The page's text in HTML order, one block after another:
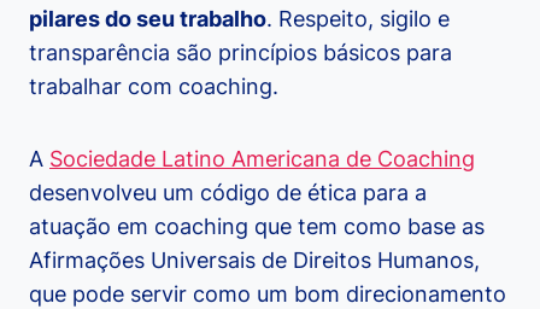
pilares do seu trabalho. Respeito, sigilo e
transparência são princípios básicos para
trabalhar com coaching.
A Sociedade Latino Americana de Coaching
desenvolveu um código de ética para a
atuação em coaching que tem como base as
Afirmações Universais de Direitos Humanos,
que pode servir como um bom direcionamento